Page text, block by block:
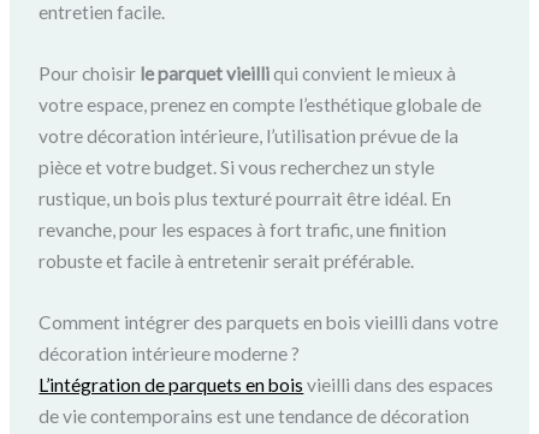
entretien facile.
Pour choisir le parquet vieilliqui convient le mieux à
votre espace, prenez en compte l’esthétique globale de
votre décoration intérieure, l’utilisation prévue de la
pièce et votre budget. Si vous recherchez un style
rustique, un bois plus texturé pourrait être idéal. En
revanche, pour les espaces à fort trafic, une finition
robuste et facile à entretenir serait préférable.
Comment intégrer des parquets en bois vieilli dans votre
décoration intérieure moderne ?
L’intégration de parquets en bois vieilli dans des espaces
de vie contemporains est une tendance de décoration